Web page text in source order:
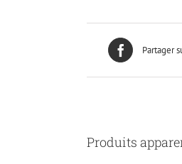
Partager
Produits